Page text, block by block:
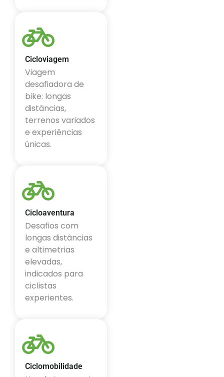
Cicloviagem
Viagem
desafiadora de
bike: longas
distâncias,
terrenos variados
e experiências
únicas.
Cicloaventura
Desafios com
longas distâncias
e altimetrias
elevadas,
indicados para
ciclistas
experientes.
Ciclomobilidade